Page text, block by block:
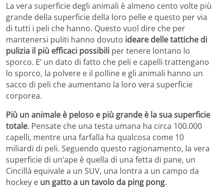
La vera superficie degli animali è almeno cento volte più
grande della superficie della loro pelle e questo per via
di tutti i peli che hanno. Questo vuol dire che per
mantenersi puliti hanno dovuto ideare delle tattiche di
pulizia il più efficaci possibili per tenere lontano lo
sporco. E’ un dato di fatto che peli e capelli trattengano
lo sporco, la polvere e il polline e gli animali hanno un
sacco di peli che aumentano la loro vera superficie
corporea.
Più un animale è peloso e più grande è la sua superficie
totale. Pensate che una testa umana ha circa 100.000
capelli, mentre una farfalla ha qualcosa come 10
miliardi di peli. Seguendo questo ragionamento, la vera
superficie di un’ape è quella di una fetta di pane, un
Cincillà equivale a un SUV, una lontra a un campo da
hockey e un gatto a un tavolo da ping pong.